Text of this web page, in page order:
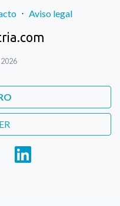
⋅ Aviso legal